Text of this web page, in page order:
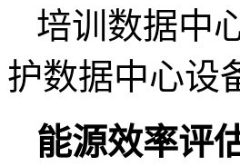
培训数据中
护数据中心设
能源效率评